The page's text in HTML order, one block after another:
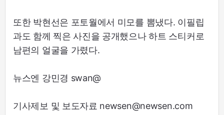
또한 박현선은 포토월에서 미모를 뽐냈다. 이필립
과도 함께 찍은 사진을 공개했으나 하트 스티커로
남편의 얼굴을 가렸다.
뉴스엔 강민경 swan@
기사제보 및 보도자료 newsen@newsen.com